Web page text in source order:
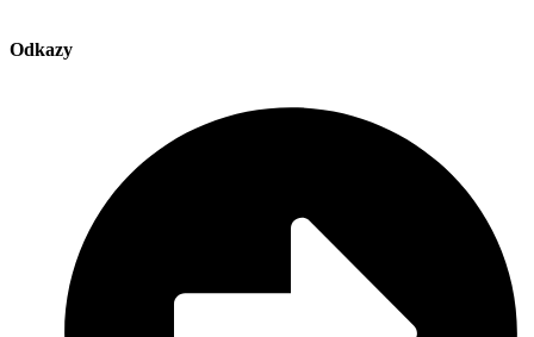
Odkazy